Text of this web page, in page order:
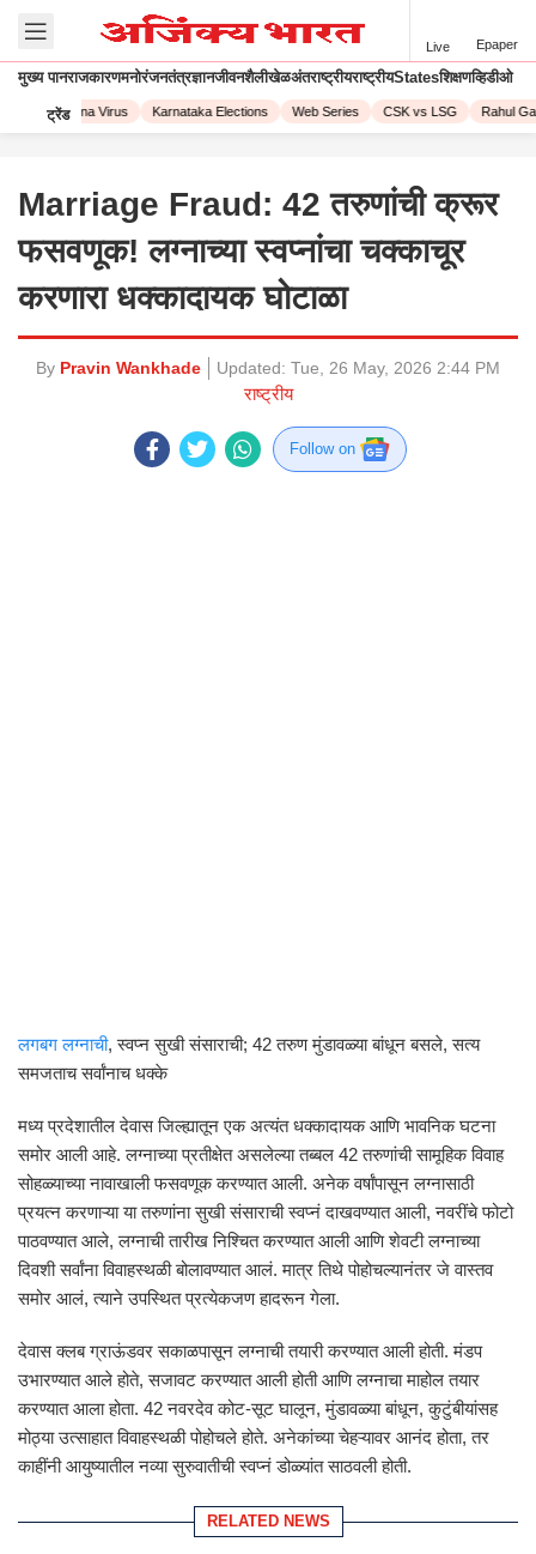
Live Epaper
मुख्य पानराजकारणमनोरंजनतंत्रज्ञानजीवनशैलीखेळअंतराष्ट्रीयराष्ट्रीयStatesशिक्षणव्हिडीओ
ट्रेंड
Corona Virus Karnataka Elections Web Series CSK vs LSG Rahul
Marriage Fraud: 42 तरुणांची क्रूर
फसवणूक! लग्नाच्या स्वप्नांचा चक्काचूर
करणारा धक्कादायक घोटाळा
By Pravin Wankhade Updated: Tue, 26 May, 2026 2:44 PM
राष्ट्रीय
Follow on
लगबग लग्नाची, स्वप्न सुखी संसाराची; 42 तरुण मुंडावळ्या बांधून बसले, सत्य
समजताच सर्वांनाच धक्के
मध्य प्रदेशातील देवास जिल्ह्यातून एक अत्यंत धक्कादायक आणि भावनिक घटना
समोर आली आहे. लग्नाच्या प्रतीक्षेत असलेल्या तब्बल 42 तरुणांची सामूहिक विवाह
सोहळ्याच्या नावाखाली फसवणूक करण्यात आली. अनेक वर्षांपासून लग्नासाठी
प्रयत्न करणाऱ्या या तरुणांना सुखी संसाराची स्वप्नं दाखवण्यात आली, नवरींचे फोटो
पाठवण्यात आले, लग्नाची तारीख निश्चित करण्यात आली आणि शेवटी लग्नाच्या
दिवशी सर्वांना विवाहस्थळी बोलावण्यात आलं. मात्र तिथे पोहोचल्यानंतर जे वास्तव
समोर आलं, त्याने उपस्थित प्रत्येकजण हादरून गेला.
देवास क्लब ग्राऊंडवर सकाळपासून लग्नाची तयारी करण्यात आली होती. मंडप
उभारण्यात आले होते, सजावट करण्यात आली होती आणि लग्नाचा माहोल तयार
करण्यात आला होता. 42 नवरदेव कोट-सूट घालून, मुंडावळ्या बांधून, कुटुंबीयांसह
मोठ्या उत्साहात विवाहस्थळी पोहोचले होते. अनेकांच्या चेहऱ्यावर आनंद होता, तर
काहींनी आयुष्यातील नव्या सुरुवातीची स्वप्नं डोळ्यांत साठवली होती.
RELATED NEWS